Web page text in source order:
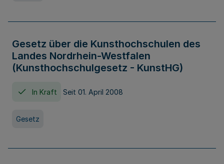
Gesetz über die Kunsthochschulen des
Landes Nordrhein-Westfalen
(Kunsthochschulgesetz - KunstHG)
In Kraft Seit 01. April 2008
Gesetz